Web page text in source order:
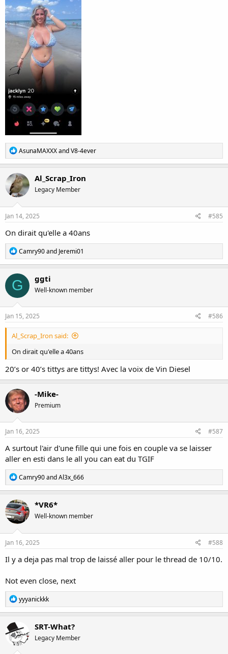
R
e
a
c
t
i
o
n
s
AsunaMAXXXandV8-4ever
Al_Scrap_Iron
Legacy Member
Jan 14, 2025 #585
On dirait qu'elle a 40ans
R
e
a
c
t
i
o
n
s
Camry90and Jeremi01
G ggti
Well-known member
Jan 15, 2025 #586
Al_Scrap_Iron said:
On dirait qu'elle a 40ans
20’s or 40’s tittys are tittys! Avec la voix de Vin Diesel
-Mike-
Premium
Jan 16, 2025 #587
A surtout l'air d'une fille qui une fois en couple va se laisser
aller en esti dans le all you can eat du TGIF
R
e
a
c
t
i
o
n
s
Camry90andAl3x_666
*VR6*
Well-known member
Jan 16, 2025 #588
Il y a deja pas mal trop de laissé aller pour le thread de 10/10.
Not even close, next
R
e
a
t
i
o
yyyanickkk
SRT-What?
Legacy Member